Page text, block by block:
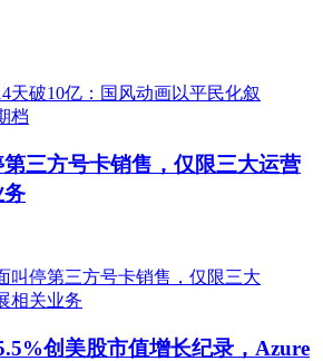
三方号卡销售，仅限三大运营
务
创美股市值增长纪录，Azure